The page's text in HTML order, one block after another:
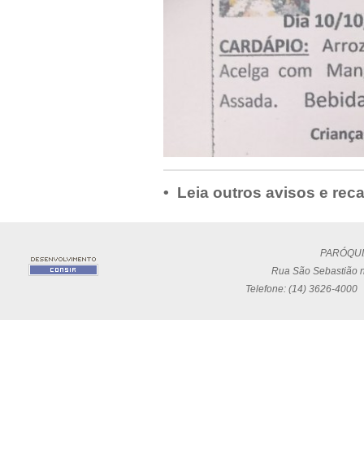
• Leia outros avisos e
Rua São Sebastião
Telefone: (14) 3626-